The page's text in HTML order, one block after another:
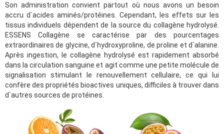
Son administration convient partout où nous avons un besoin
accru d`acides aminés/protéines. Cependant, les effets sur les
tissus individuels dépendent de la source du collagène hydrolysé.
ESSENS Collagène se caractérise par des pourcentages
extraordinaires de glycine, d`hydroxyproline, de proline et d`alanine.
Après ingestion, le collagène hydrolysé est rapidement absorbé
dans la circulation sanguine et agit comme une petite molécule de
signalisation stimulant le renouvellement cellulaire, ce qui lui
confère des propriétés bioactives uniques, difficiles à trouver dans
d`autres sources de protéines.